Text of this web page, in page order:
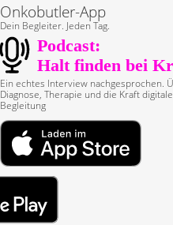
Onkobutler-App
Dein Begleiter. Jeden Tag.
Ein echtes Interview nach­gesprochen.
Diagnose, Therapie und die Kraft
Begleitung